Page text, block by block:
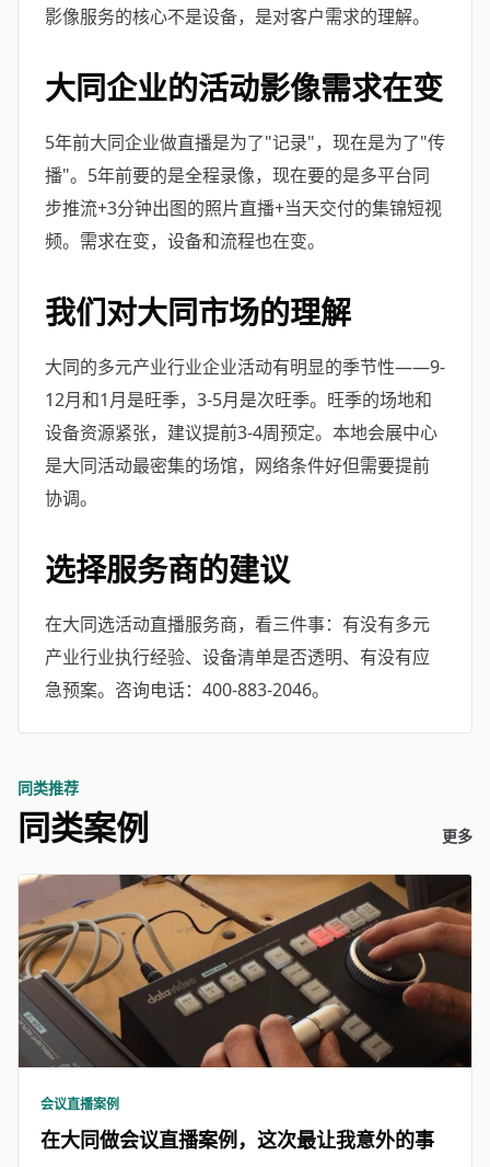
影像服务的核心不是设备，是对客户需求的理解。
大同企业的活动影像需求在变
5年前大同企业做直播是为了"记录"，现在是为了"传
播"。5年前要的是全程录像，现在要的是多平台同
步推流+3分钟出图的照片直播+当天交付的集锦短视
频。需求在变，设备和流程也在变。
我们对大同市场的理解
大同的多元产业行业企业活动有明显的季节性——9-
12月和1月是旺季，3-5月是次旺季。旺季的场地和
设备资源紧张，建议提前3-4周预定。本地会展中心
是大同活动最密集的场馆，网络条件好但需要提前
协调。
选择服务商的建议
在大同选活动直播服务商，看三件事：有没有多元
产业行业执行经验、设备清单是否透明、有没有应
急预案。咨询电话：400-883-2046。
同类推荐
同类案例 更多
会议直播案例
在大同做会议直播案例，这次最让我意外的事